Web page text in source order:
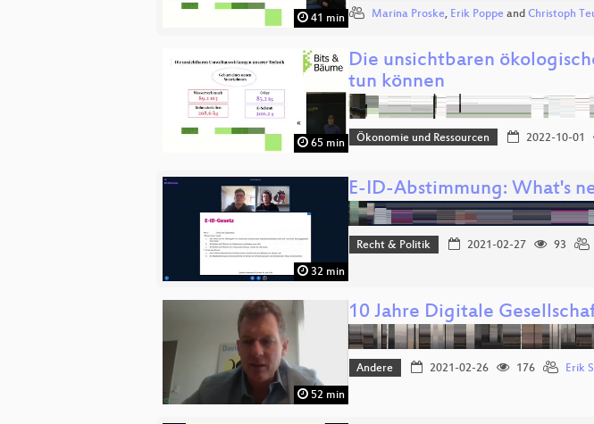
41 min
Marina Proske, Erik Poppe and Christoph
65 min
Die unsichtbaren
tun können
Ökonomie und Ressourcen 2022-10-01
32 min
E-ID-Abstimmung: What's
Recht & Politik 2021-02-27 93
52 min
10 Jahre Digitale
Andere 2021-02-26 176 Erik